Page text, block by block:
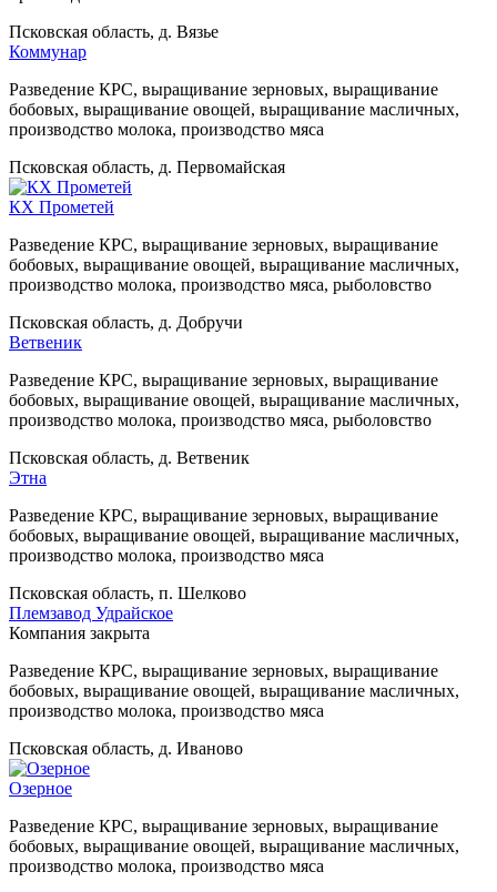
Псковская область, д. Вязье
Коммунар
Разведение КРС, выращивание зерновых, выращивание
бобовых, выращивание овощей, выращивание масличных,
производство молока, производство мяса
Псковская область, д. Первомайская
КХ Прометей
Разведение КРС, выращивание зерновых, выращивание
бобовых, выращивание овощей, выращивание масличных,
производство молока, производство мяса, рыболовство
Псковская область, д. Добручи
Ветвеник
Разведение КРС, выращивание зерновых, выращивание
бобовых, выращивание овощей, выращивание масличных,
производство молока, производство мяса, рыболовство
Псковская область, д. Ветвеник
Этна
Разведение КРС, выращивание зерновых, выращивание
бобовых, выращивание овощей, выращивание масличных,
производство молока, производство мяса
Псковская область, п. Шелково
Племзавод Удрайское
Компания закрыта
Разведение КРС, выращивание зерновых, выращивание
бобовых, выращивание овощей, выращивание масличных,
производство молока, производство мяса
Псковская область, д. Иваново
Озерное
Разведение КРС, выращивание зерновых, выращивание
бобовых, выращивание овощей, выращивание масличных,
производство молока, производство мяса